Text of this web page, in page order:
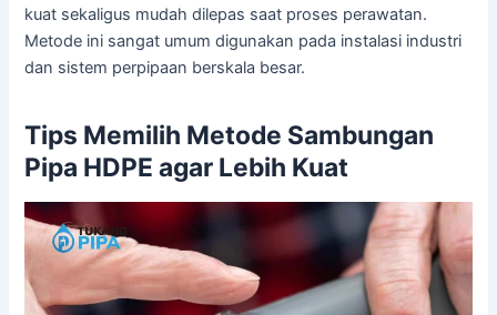
kuat sekaligus mudah dilepas saat proses perawatan.
Metode ini sangat umum digunakan pada instalasi industri
dan sistem perpipaan berskala besar.
Tips Memilih Metode Sambungan
Pipa HDPE agar Lebih Kuat